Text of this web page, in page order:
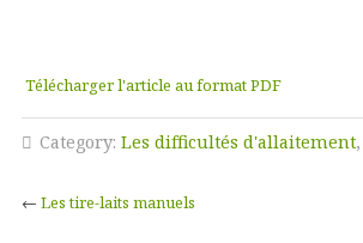
Télécharger l'article au format PDF
Category: Les difficultés d'allaitement,
← Les tire-laits manuels